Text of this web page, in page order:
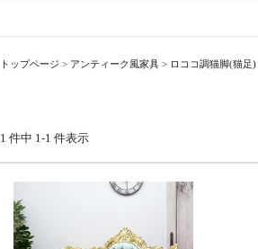
トップページ > アンティーク風家具 > ロココ調猫脚(猫足)
1 件中 1-1 件表示